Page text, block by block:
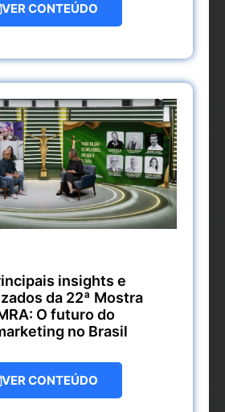
VER CONTEÚDO
insights e
da 22ª Mostra
O futuro do
no Brasil
VER CONTEÚDO